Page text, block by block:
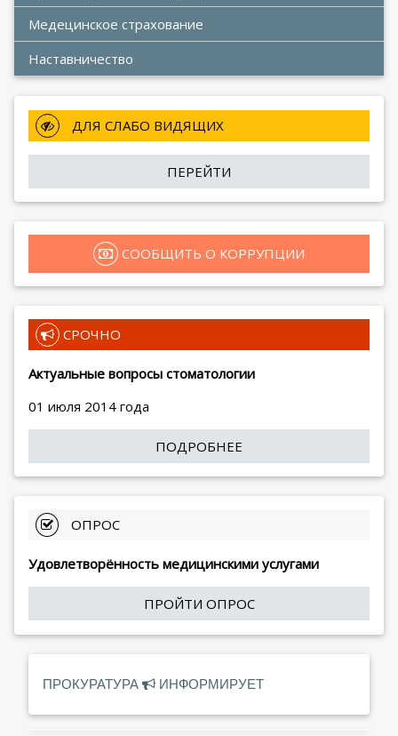
Медецинское страхование
Наставничество
ДЛЯ СЛАБО ВИДЯЩИХ
ПЕРЕЙТИ
СООБЩИТЬ О КОРРУПЦИИ
СРОЧНО
Актуальные вопросы стоматологии
01 июля 2014 года
ПОДРОБНЕЕ
ОПРОС
Удовлетворённость медицинскими услугами
ПРОЙТИ ОПРОС
ПРОКУРАТУРА ИНФОРМИРУЕТ